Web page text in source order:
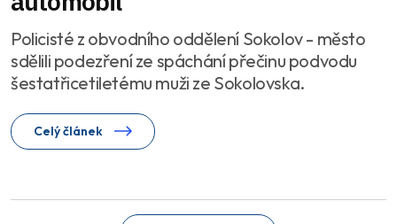
Policisté z obvodního oddělení Sokolov - město
sdělili podezření ze spáchání přečinu podvodu
šestatřicetiletému muži ze Sokolovska.
Celý článek